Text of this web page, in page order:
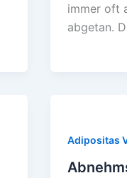
immer oft
abgetan.
Adipositas